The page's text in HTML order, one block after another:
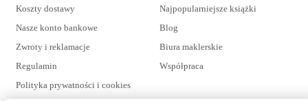
Koszty dostawy
Nasze konto bankowe
Zwroty i reklamacje
Regulamin
Polityka prywatności i cookies
Najpopularniejsze książki
Blog
Biura maklerskie
Współpraca